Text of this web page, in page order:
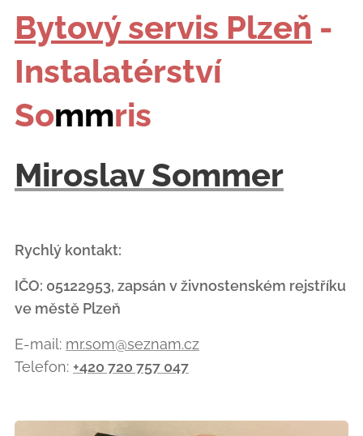
Bytový servis Plzeň -
Instalatérství
Sommris
Miroslav Sommer
Rychlý kontakt:
IČO: 05122953, zapsán v živnostenském rejstříku
ve městě Plzeň
E-mail: mr.som@seznam.cz
Telefon: +420 720 757 047